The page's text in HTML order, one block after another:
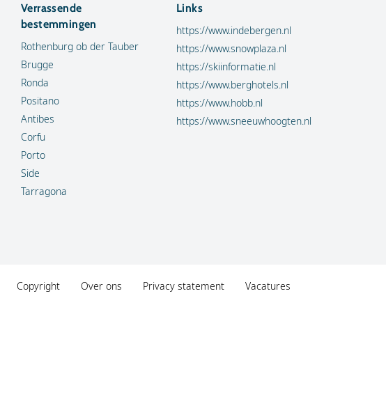
Verrassende
bestemmingen
Rothenburg ob der Tauber
Brugge
Ronda
Positano
Antibes
Corfu
Porto
Side
Tarragona
Links
https://www.indebergen.nl
https://www.snowplaza.nl
https://skiinformatie.nl
https://www.berghotels.nl
https://www.hobb.nl
https://www.sneeuwhoogten.nl
Copyright Over ons Privacy statement
Vacatures